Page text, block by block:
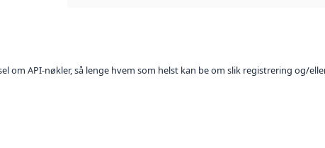
API-nøkler, så lenge hvem som helst kan be om slik registrering og/